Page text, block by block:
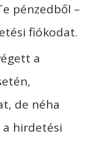
pénzedből –
fiókodat.
a
de néha
a hirdetési